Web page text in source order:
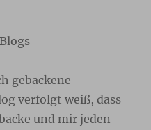
gebackene
verfolgt weiß, dass
und mir jeden